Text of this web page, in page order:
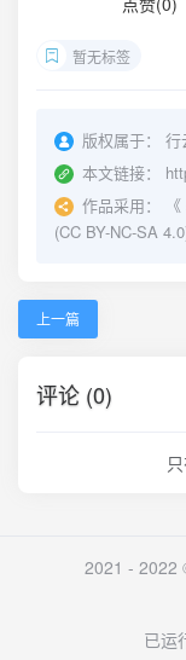
暂无标签
版权属于：
行
本文链接：
作品采用：
《
(CC BY-NC-SA
上一篇
评论 (0)
2021 - 2022
已运